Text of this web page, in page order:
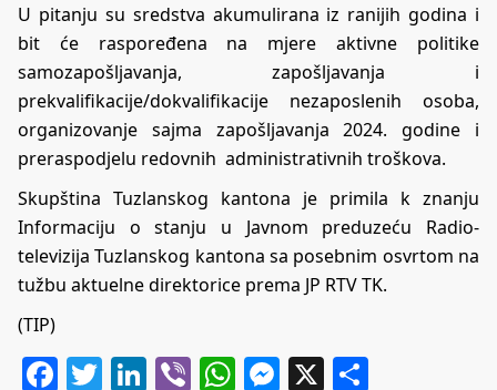
U pitanju su sredstva akumulirana iz ranijih godina i
bit će raspoređena na mjere aktivne politike
samozapošljavanja, zapošljavanja i
prekvalifikacije/dokvalifikacije nezaposlenih osoba,
organizovanje sajma zapošljavanja 2024. godine i
preraspodjelu redovnih administrativnih troškova.
Skupština Tuzlanskog kantona je primila k znanju
Informaciju o stanju u Javnom preduzeću Radio-
televizija Tuzlanskog kantona sa posebnim osvrtom na
tužbu aktuelne direktorice prema JP RTV TK.
(TIP)
Facebook
Twitter
LinkedIn
ViberWhatsApp
Messenger
X